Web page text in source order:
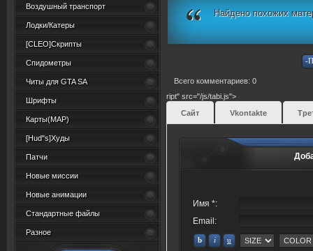
Воздушный транспорт
Лодки/Катеры
[CLEO]Скрипты
Спидометры
Читы для GTA SA
Шрифты
Карты(MAP)
[Hud"s]Худы
Патчи
Новые миссии
Новые анимации
Стандартные файлы
Разное
Найдено похожих
Всего комментариев: 0
ript" src="/js/tabi.js">
Сайт
Vkontakte
Имя *:
Email: